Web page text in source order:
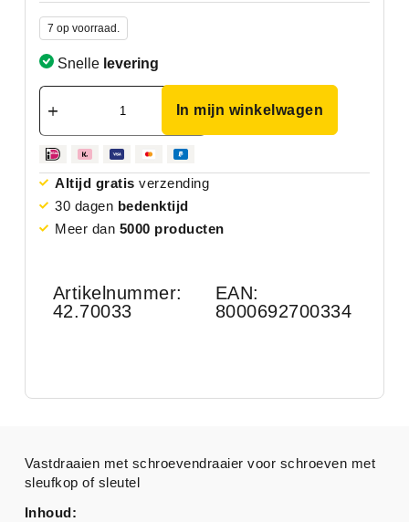
7 op voorraad.
Snelle levering
In mijn winkelwagen
Altijd gratis verzending
30 dagen bedenktijd
Meer dan 5000 producten
Artikelnummer:
42.70033
EAN:
8000692700334
Vastdraaien met schroevendraaier voor schroeven met
sleufkop of sleutel
Inhoud: